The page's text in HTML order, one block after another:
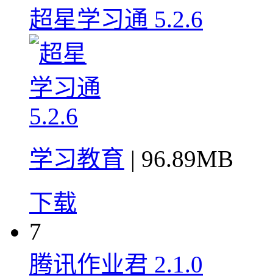
超星学习通 5.2.6
学习教育 | 96.89MB
下载
7
腾讯作业君 2.1.0